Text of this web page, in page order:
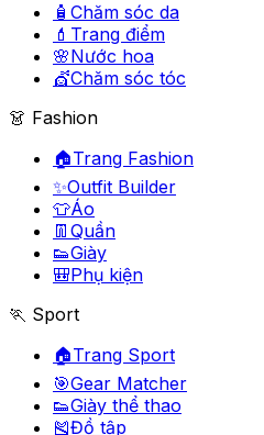
🧴 Chăm sóc da
💄 Trang điểm
🌸Nước hoa
💇Chăm sóc tóc
👗 Fashion
🏠Trang Fashion
✨Outfit Builder
👕Áo
👖 Quần
👟Giày
🎒Phụ kiện
🏃 Sport
🏠Trang Sport
🎯Gear Matcher
👟Giày thể thao
🎽Đồ tập